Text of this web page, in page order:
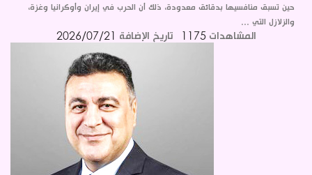
حين تسبق منافسيها بدقائق معدودة، ذلك أن الحرب في إيران وأوكرانيا وغزة،
والزلازل التي ...
المشاهدات 1175 تاريخ الإضافة